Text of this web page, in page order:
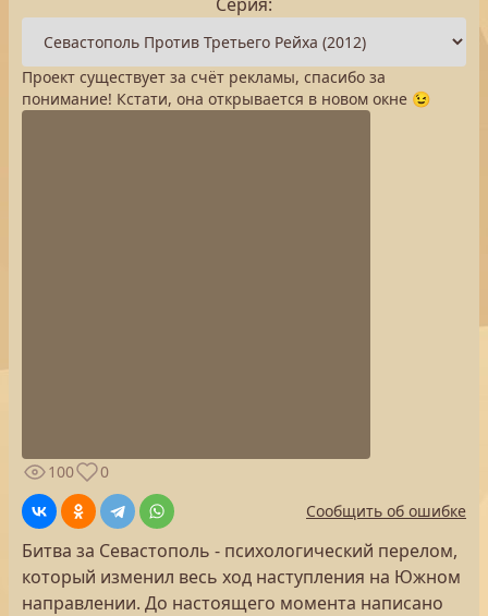
Проект существует за счёт рекламы, спасибо за
понимание! Кстати, она открывается в новом окне 😉
100
0
Сообщить об ошибке
Битва за Севастополь - психологический перелом,
который изменил весь ход наступления на Южном
направлении. До настоящего момента написано